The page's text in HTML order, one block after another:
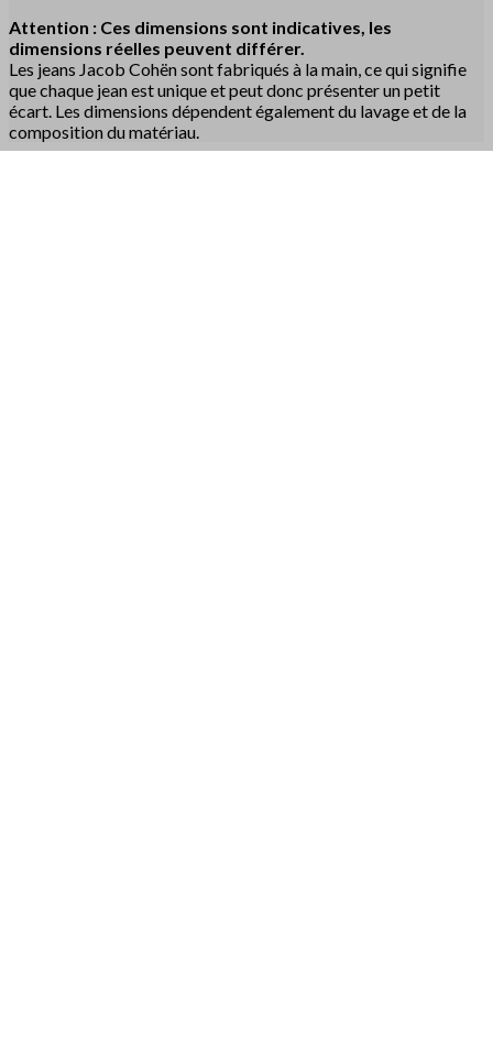
Attention : Ces dimensions sont indicatives, les
dimensions réelles peuvent différer.
Les jeans Jacob Cohën sont fabriqués à la main, ce qui signifie
que chaque jean est unique et peut donc présenter un petit
écart. Les dimensions dépendent également du lavage et de la
composition du matériau.